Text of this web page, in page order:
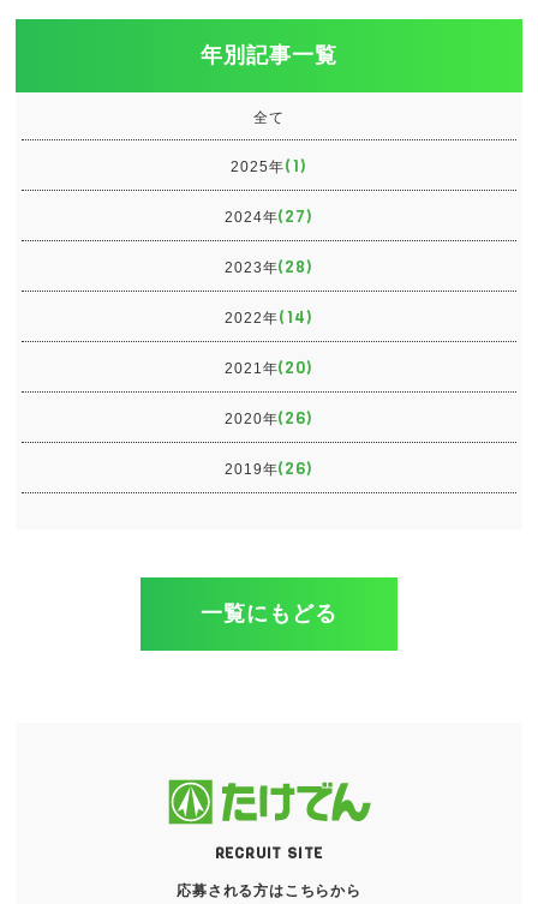
年別記事一覧
全て
2025年(1)
2024年(27)
2023年(28)
2022年(14)
2021年(20)
2020年(26)
2019年(26)
一覧にもどる
RECRUIT SITE
応募される方はこちらから